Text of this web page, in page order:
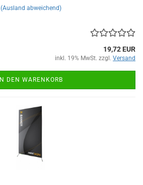
(Ausland abweichend)
19,72 EUR
inkl. 19% MwSt. zzgl. Versand
IN DEN WARENKORB